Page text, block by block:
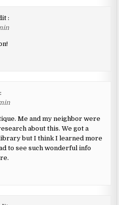
:
Me and my neighbor were
about this. We got a
but I think I learned more
to see such wonderful info